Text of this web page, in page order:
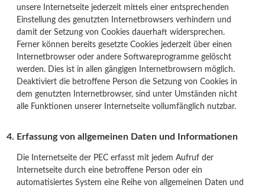
unsere Internetseite jederzeit mittels einer entsprechenden
Einstellung des genutzten Internetbrowsers verhindern und
damit der Setzung von Cookies dauerhaft widersprechen.
Ferner können bereits gesetzte Cookies jederzeit über einen
Internetbrowser oder andere Softwareprogramme gelöscht
werden. Dies ist in allen gängigen Internetbrowsern möglich.
Deaktiviert die betroffene Person die Setzung von Cookies in
dem genutzten Internetbrowser, sind unter Umständen nicht
alle Funktionen unserer Internetseite vollumfänglich nutzbar.
Erfassung von allgemeinen Daten und Informationen
Die Internetseite der PEC erfasst mit jedem Aufruf der
Internetseite durch eine betroffene Person oder ein
automatisiertes System eine Reihe von allgemeinen Daten und